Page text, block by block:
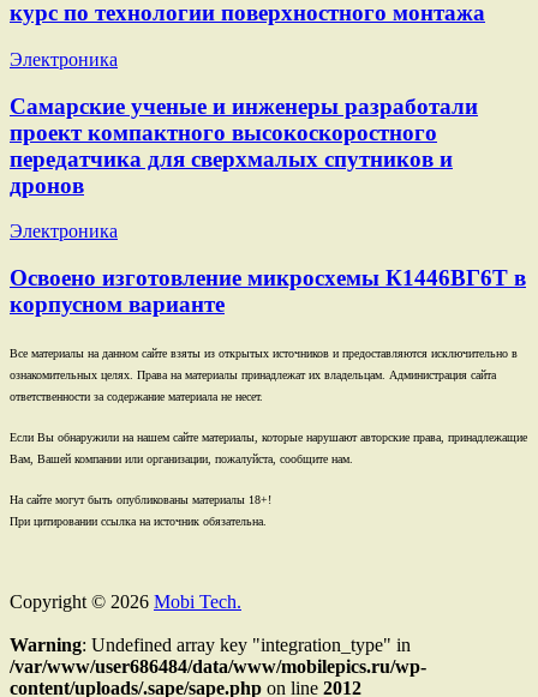
курс по технологии поверхностного монтажа
Электроника
Самарские ученые и инженеры разработали
проект компактного высокоскоростного
передатчика для сверхмалых спутников и
дронов
Электроника
Освоено изготовление микросхемы К1446ВГ6Т в
корпусном варианте
Все материалы на данном сайте взяты из открытых источников и предоставляются исключительно в
ознакомительных целях. Права на материалы принадлежат их владельцам. Администрация сайта
ответственности за содержание материала не несет.
Если Вы обнаружили на нашем сайте материалы, которые нарушают авторские права, принадлежащие
Вам, Вашей компании или организации, пожалуйста, сообщите нам.
На сайте могут быть опубликованы материалы 18+!
При цитировании ссылка на источник обязательна.
Copyright © 2026 Mobi Tech.
Warning: Undefined array key "integration_type" in
/var/www/user686484/data/www/mobilepics.ru/wp-
content/uploads/.sape/sape.php on line 2012